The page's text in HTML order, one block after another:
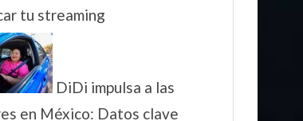
tu streaming
DiDi impulsa a las
en México: Datos clave